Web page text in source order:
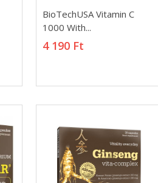
BioTechUSA Vitamin C
1000 With...
4 190 Ft
BioTechUSA Vitamin C
1000 With...
4 190 Ft